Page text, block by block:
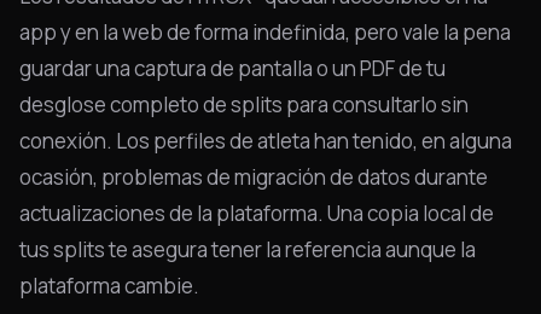
app y en la web de forma indefinida, pero vale la pena
guardar una captura de pantalla o un PDF de tu
desglose completo de splits para consultarlo sin
conexión. Los perfiles de atleta han tenido, en alguna
ocasión, problemas de migración de datos durante
actualizaciones de la plataforma. Una copia local de
tus splits te asegura tener la referencia aunque la
plataforma cambie.